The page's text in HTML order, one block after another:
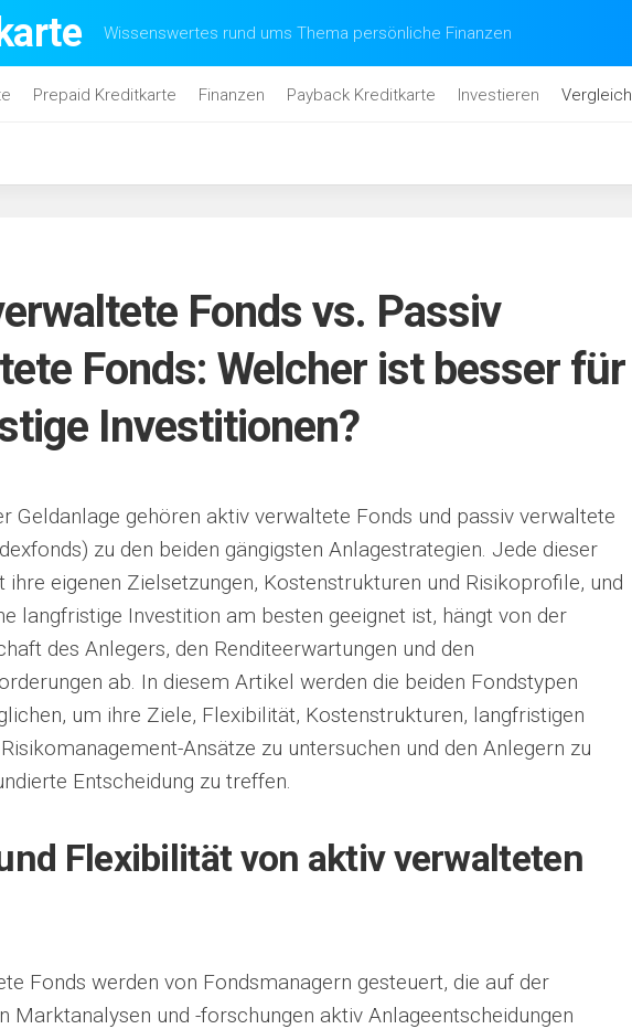
Wissenswertes rund ums Thema persönliche Finanzen
Prepaid Kreditkarte Finanzen Payback Kreditkarte Investieren Vergleich
Fonds vs. Passiv
Fonds: Welcher ist besser für
Investitionen?
Geldanlage gehören aktiv verwaltete Fonds und passiv verwaltete
zu den beiden gängigsten Anlagestrategien. Jede dieser
ihre eigenen Zielsetzungen, Kostenstrukturen und Risikoprofile, und
langfristige Investition am besten geeignet ist, hängt von der
des Anlegers, den Renditeerwartungen und den
ab. In diesem Artikel werden die beiden Fondstypen
um ihre Ziele, Flexibilität, Kostenstrukturen, langfristigen
Ansätze zu untersuchen und den Anlegern zu
Entscheidung zu treffen.
Flexibilität von aktiv verwalteten
Fonds werden von Fondsmanagern gesteuert, die auf der
Marktanalysen und -forschungen aktiv Anlageentscheidungen